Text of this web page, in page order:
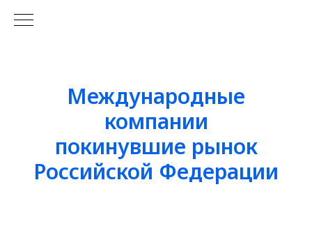
Международные
компании
покинувшие рынок
Российской Федерации